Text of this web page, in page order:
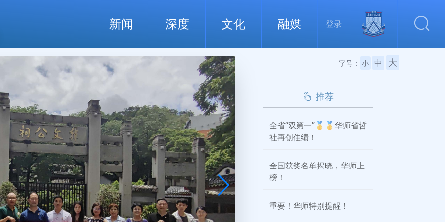
新闻 深度 文化 融媒 登录
字号： 小 中 大
推荐
全省“双第一”🥇🥇华师省哲
社再创佳绩！
全国获奖名单揭晓，华师上
榜！
重要！华师特别提醒！